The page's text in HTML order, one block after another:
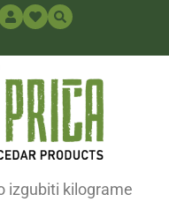
izgubiti kilograme